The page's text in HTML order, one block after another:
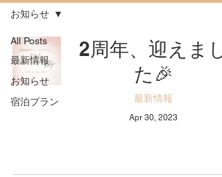
All Posts
最新情報
お知らせ
宿泊プラン
お知らせ
2周年、迎えまし
た🎉
最新情報
Apr 30, 2023